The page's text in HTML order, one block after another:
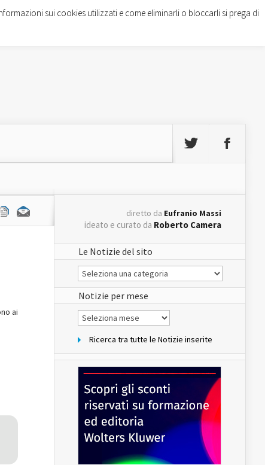
ai
diretto da Eufranio Massi
ideato e curato da Roberto Camera
Le Notizie del sito
Le
Notizie
del
sito
Notizie per mese
Notizie
per
Ricerca tra tutte le Notizie inserite
sui cookies utilizzati e come eliminarli o bloccarli si prega di